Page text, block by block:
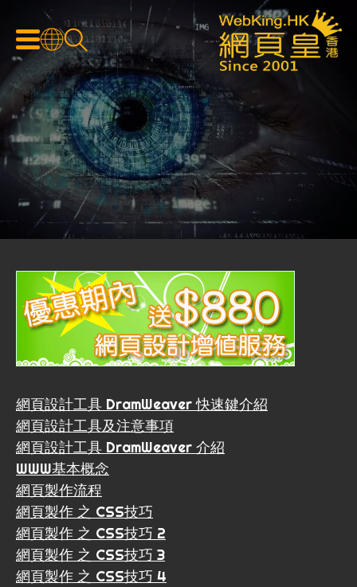
網頁設計工具 DramWeaver 快速鍵介紹
網頁設計工具及注意事項
網頁設計工具 DramWeaver 介紹
WWW基本概念
網頁製作流程
網頁製作 之 CSS技巧
網頁製作 之 CSS技巧 2
網頁製作 之 CSS技巧 3
網頁製作 之 CSS技巧 4